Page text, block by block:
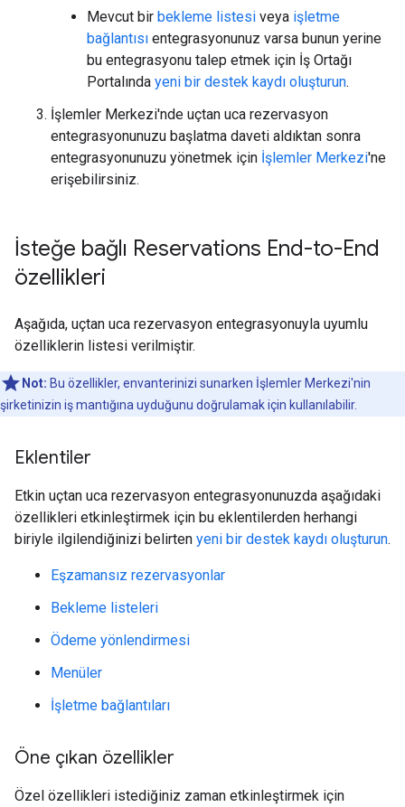
Mevcut bir bekleme listesi veya işletme
bağlantısı entegrasyonunuz varsa bunun yerine
bu entegrasyonu talep etmek için İş Ortağı
Portalında yeni bir destek kaydı oluşturun.
İşlemler Merkezi'nde uçtan uca rezervasyon
entegrasyonunuzu başlatma daveti aldıktan sonra
entegrasyonunuzu yönetmek için İşlemler Merkezi'ne
erişebilirsiniz.
İsteğe bağlı Reservations End-to-End
özellikleri
Aşağıda, uçtan uca rezervasyon entegrasyonuyla uyumlu
özelliklerin listesi verilmiştir.
Not: Bu özellikler, envanterinizi sunarken İşlemler Merkezi'nin
şirketinizin iş mantığına uyduğunu doğrulamak için kullanılabilir.
Eklentiler
Etkin uçtan uca rezervasyon entegrasyonunuzda aşağıdaki
özellikleri etkinleştirmek için bu eklentilerden herhangi
biriyle ilgilendiğinizi belirten yeni bir destek kaydı oluşturun.
Eşzamansız rezervasyonlar
Bekleme listeleri
Ödeme yönlendirmesi
Menüler
İşletme bağlantıları
Öne çıkan özellikler
Özel özellikleri istediğiniz zaman etkinleştirmek için